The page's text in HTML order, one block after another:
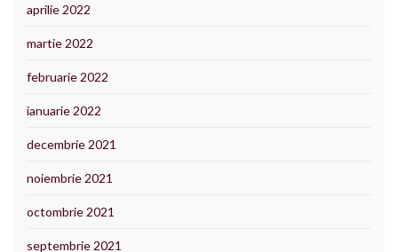
aprilie 2022
martie 2022
februarie 2022
ianuarie 2022
decembrie 2021
noiembrie 2021
octombrie 2021
septembrie 2021